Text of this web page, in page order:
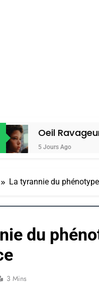
Ravageur –
Ago
La tyrannie du
du
3 Mins